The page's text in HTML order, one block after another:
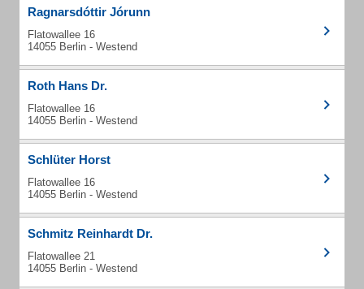
Ragnarsdóttir Jórunn
Flatowallee 16
14055 Berlin - Westend
Roth Hans Dr.
Flatowallee 16
14055 Berlin - Westend
Schlüter Horst
Flatowallee 16
14055 Berlin - Westend
Schmitz Reinhardt Dr.
Flatowallee 21
14055 Berlin - Westend